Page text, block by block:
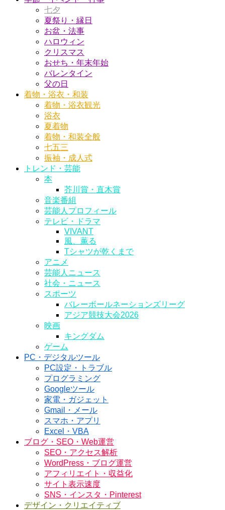
七夕
夏祭り・縁日
お盆・法事
ハロウィン
クリスマス
おせち・年末年始
バレンタイン
父の日
着物・浴衣・和装
着物・浴衣観光
浴衣
夏着物
着物・和装全般
七五三
振袖・成人式
トレンド・芸能
本
芥川賞・直木賞
音楽番組
芸能人プロフィール
テレビ・ドラマ
VIVANT
風、薫る
Tシャツが乾くまで
アニメ
芸能人ニュース
社会・ニュース
スポーツ
バレーボールネーションズリーグ
アジア競技大会2026
映画
キングダム
ゲーム
PC・デジタルツール
PC設定・トラブル
プログラミング
Googleツール
家電・ガジェット
Gmail・メール
スマホ・アプリ
Excel・VBA
ブログ・SEO・Web運営
SEO・アクセス解析
WordPress・ブログ運営
アフィリエイト・収益化
サイト表示速度
SNS・インスタ・Pinterest
デザイン・クリエイティブ